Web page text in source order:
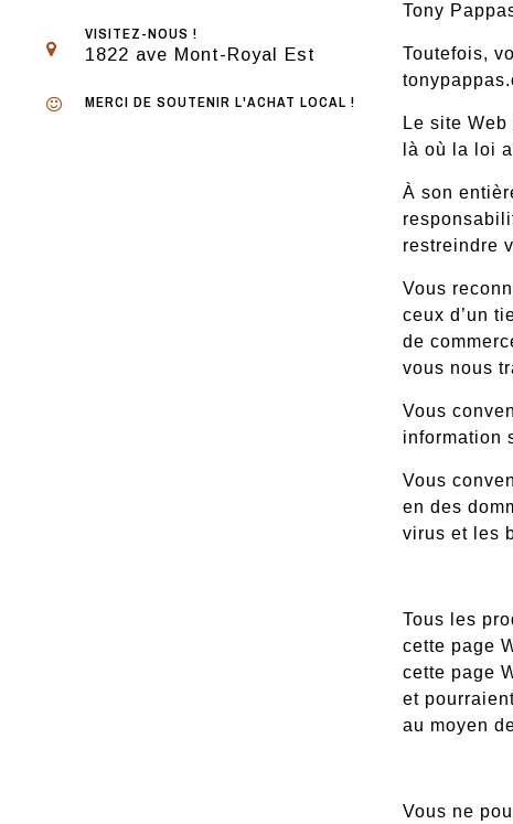
VISITEZ-NOUS !
1822 ave Mont-Royal Est
MERCI DE SOUTENIR L'ACHAT LOCAL !
Tony
Toutefois,
Le site
là où la loi
À son
restreindre
Vous
ceux d’un
de
vous nous
Vous
information
Vous
en des
virus et les
Tous les
cette page
cette page
et
au moyen
Vous ne